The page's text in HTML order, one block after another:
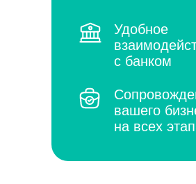
вашего
на всех
Удобное
с банком